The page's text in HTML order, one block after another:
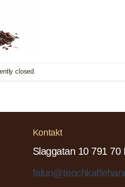
closed.
Kontakt
Slaggatan 10 791 70